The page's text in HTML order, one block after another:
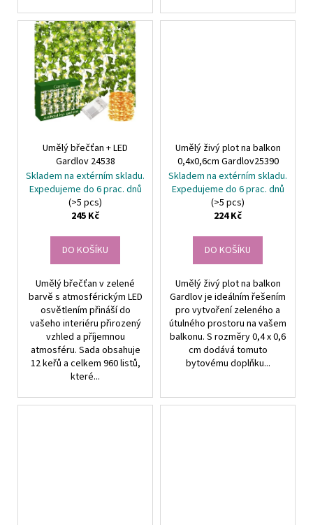
Umělý břečťan + LED
Gardlov 24538
Skladem na extérním skladu.
Expedujeme do 6 prac. dnů
(>5 pcs)
245 Kč
DO KOŠÍKU
Umělý břečťan v zelené
barvě s atmosférickým LED
osvětlením přináší do
vašeho interiéru přirozený
vzhled a příjemnou
atmosféru. Sada obsahuje
12 keřů a celkem 960 listů,
které...
Umělý živý plot na balkon
0,4x0,6cm Gardlov25390
Skladem na extérním skladu.
Expedujeme do 6 prac. dnů
(>5 pcs)
224 Kč
DO KOŠÍKU
Umělý živý plot na balkon
Gardlov je ideálním řešením
pro vytvoření zeleného a
útulného prostoru na vašem
balkonu. S rozměry 0,4 x 0,6
cm dodává tomuto
bytovému doplňku...